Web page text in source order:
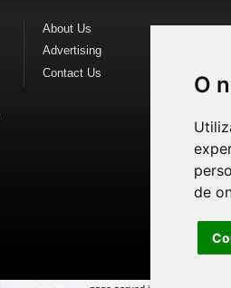
O
de
About Us
Advertising
Contact Us